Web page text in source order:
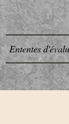
Ententes